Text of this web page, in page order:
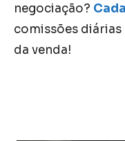
negociação?
comissões diárias
da venda!